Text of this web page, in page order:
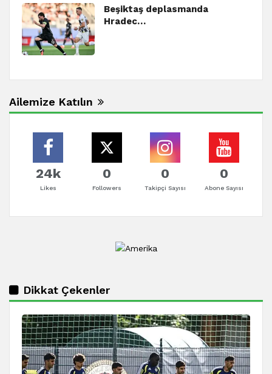
Beşiktaş deplasmanda
Hradec…
Ailemize Katılın
24k
Likes
0
Followers
0
Takipçi Sayısı
0
Abone Sayısı
Dikkat Çekenler